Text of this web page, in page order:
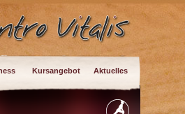
Kursangebot Aktuelles